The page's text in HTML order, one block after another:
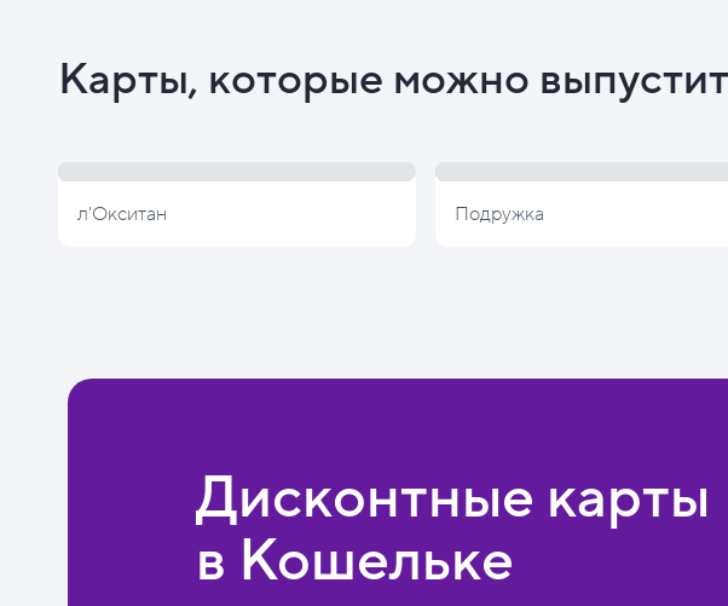
Карты, которые можно
л'Окситан Подружка
Дисконтные карты
в Кошельке